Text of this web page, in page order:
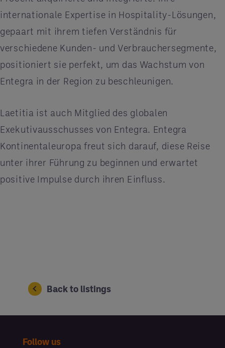
internationale Expertise in Hospitality-Lösungen,
gepaart mit ihrem tiefen Verständnis für
verschiedene Kunden- und Verbrauchersegmente,
positioniert sie perfekt, um das Wachstum von
Entegra in der Region zu beschleunigen.
Laetitia ist auch Mitglied des globalen
Exekutivausschusses von Entegra. Entegra
Kontinentaleuropa freut sich darauf, diese Reise
unter ihrer Führung zu beginnen und erwartet
positive Impulse durch ihren Einfluss.
Back to listings
Follow us